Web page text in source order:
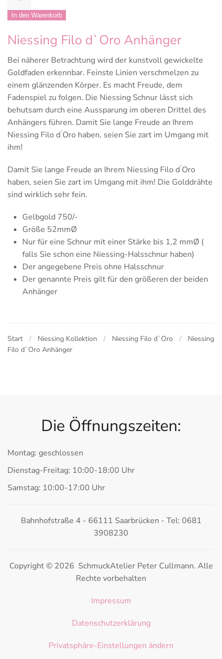
d`Oro
Menge
In den Warenkorb
Niessing Filo d`Oro Anhänger
Bei näherer Betrachtung wird der kunstvoll gewickelte
Goldfaden erkennbar. Feinste Linien verschmelzen zu
einem glänzenden Körper. Es macht Freude, dem
Fadenspiel zu folgen. Die Niessing Schnur lässt sich
behutsam durch eine Aussparung im oberen Drittel des
Anhängers führen. Damit Sie lange Freude an Ihrem
Niessing Filo d ́Oro haben, seien Sie zart im Umgang mit
ihm!
Damit Sie lange Freude an Ihrem Niessing Filo d ́Oro
haben, seien Sie zart im Umgang mit ihm! Die Golddrähte
sind wirklich sehr fein.
Gelbgold 750/-
Größe 52mmØ
Nur für eine Schnur mit einer Stärke bis 1,2 mmØ (
falls Sie schon eine Niessing-Halsschnur haben)
Der angegebene Preis ohne Halsschnur
Der genannte Preis gilt für den größeren der beiden
Anhänger
Start Niessing Kollektion Niessing Filo d`Oro
Niessing
Filo d`Oro Anhänger
Die Öffnungszeiten:
Montag: geschlossen
Dienstag-Freitag: 10:00-18:00 Uhr
Samstag: 10:00-17:00 Uhr
Bahnhofstraße 4 - 66111 Saarbrücken - Tel: 0681
3908230
Copyright © 2026 SchmuckAtelier Peter Cullmann. Alle
Rechte vorbehalten
Impressum
Datenschutzerklärung
Privatsphäre-Einstellungen ändern